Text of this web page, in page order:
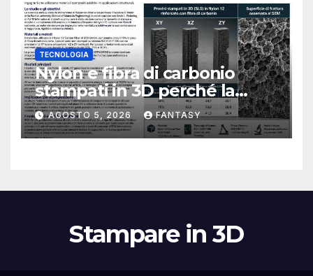
TECNOLOGIA
Nylon e fibra di carbonio
stampati in 3D perché la
resistenza agli urti dipende
dal processo
AGOSTO 5, 2026 FANTASY
Stampare in 3D